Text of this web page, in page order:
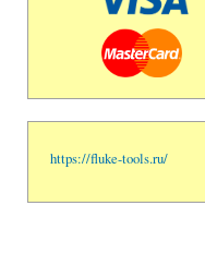
https://fluke-tools.ru/